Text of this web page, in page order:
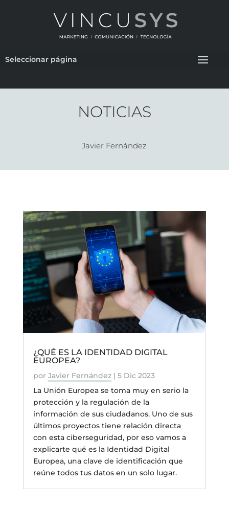
Seleccionar página
NOTICIAS
Javier Fernández
¿QUÉ ES LA IDENTIDAD DIGITAL
EUROPEA?
por Javier Fernández| 5 Dic 2023
La Unión Europea se toma muy en serio la
protección y la regulación de la
información de sus ciudadanos. Uno de sus
últimos proyectos tiene relación directa
con esta ciberseguridad, por eso vamos a
explicarte qué es la Identidad Digital
Europea, una clave de identificación que
reúne todos tus datos en un solo lugar.